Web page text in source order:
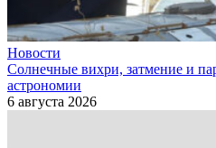
Новости
Солнечные вихри, затмение и
астрономии
6 августа 2026